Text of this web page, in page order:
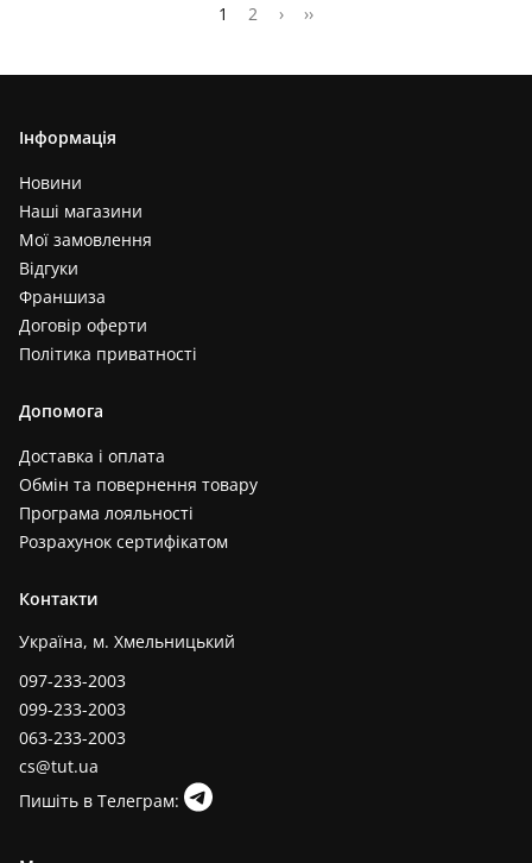
1
2 › ››
Інформація
Новини
Наші магазини
Мої замовлення
Відгуки
Франшиза
Договір оферти
Політика приватності
Допомога
Доставка і оплата
Обмін та повернення товару
Програма лояльності
Розрахунок сертифікатом
Контакти
Україна, м. Хмельницький
097-233-2003
099-233-2003
063-233-2003
cs@tut.ua
Пишіть в Телеграм: